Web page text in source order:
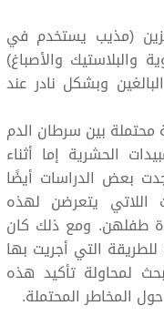
(مذيب يستخدم في
والبلاستيك والأصباغ)
وبشكل نادر عند
بين سرطان الدم
الحشرية إما أثناء
بعض الدراسات أيضًا
اللاتي يتعرضن لهذه
طفلهن. ومع ذلك كان
التي أجريت بها
لمحاولة تأكيد هذه
المخاطر المحتملة.